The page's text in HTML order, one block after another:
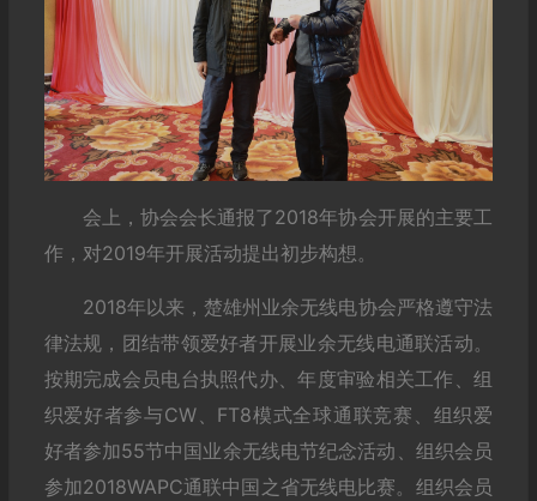
会上，协会会长通报了2018年协会开展的主要工
作，对2019年开展活动提出初步构想。
2018年以来，楚雄州业余无线电协会严格遵守法
律法规，团结带领爱好者开展业余无线电通联活动。
按期完成会员电台执照代办、年度审验相关工作、组
织爱好者参与CW、FT8模式全球通联竞赛、组织爱
好者参加55节中国业余无线电节纪念活动、组织会员
参加2018WAPC通联中国之省无线电比赛。组织会员